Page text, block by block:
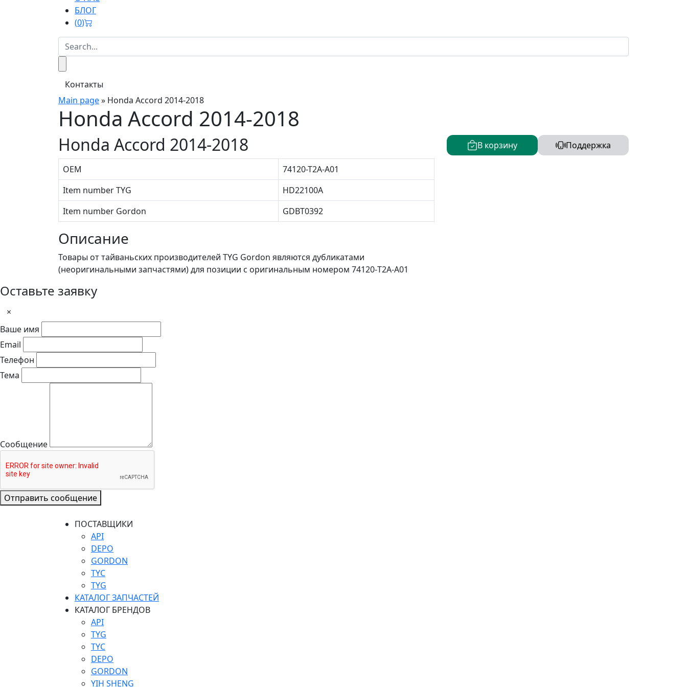
БЛОГ
(0)
Контакты
Main page» Honda Accord 2014-2018
Honda Accord 2014-2018
В корзину Поддержка
Honda Accord 2014-2018
OEM
74120-T2A-A01
Item number TYG
HD22100A
Item number Gordon
GDBT0392
Описание
Товары от тайваньских производителей TYG Gordon являются дубликатами
(неоригинальными запчастями) для позиции с оригинальным номером 74120-T2A-A01
Оставьте заявку
×
Ваше имя
Email
Телефон
Тема
Сообщение
Отправить сообщение
ПОСТАВЩИКИ
API
DEPO
GORDON
TYC
TYG
КАТАЛОГ ЗАПЧАСТЕЙ
КАТАЛОГ БРЕНДОВ
API
TYG
TYC
DEPO
GORDON
YIH SHENG